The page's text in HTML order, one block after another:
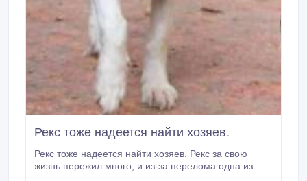
Рекс тоже надеется найти хозяев.
Рекс тоже надеется найти хозяев. Рекс за свою
жизнь пережил много, и из-за перелома одна из